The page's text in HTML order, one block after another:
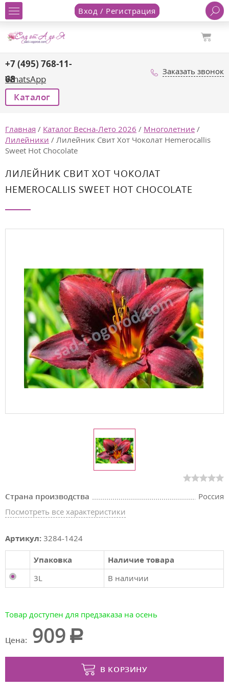
Вход / Регистрация
+7 (495) 768-11-
68
WhatsApp
Заказать звонок
Каталог
Главная / Каталог Весна-Лето 2026 / Многолетние /
Лилейники / Лилейник Свит Хот Чоколат Hemerocallis
Sweet Hot Chocolate
ЛИЛЕЙНИК СВИТ ХОТ ЧОКОЛАТ
HEMEROCALLIS SWEET HOT CHOCOLATE
Страна производства
Россия
Посмотреть все характеристики
Артикул: 3284-1424
Упаковка
Наличие товара
3L
В наличии
Товар доступен для предзаказа на осень
Цена: 909
В КОРЗИНУ